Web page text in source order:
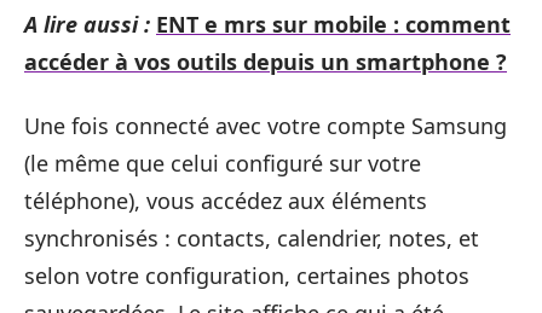
A lire aussi : ENT e mrs sur mobile : comment
accéder à vos outils depuis un smartphone ?
Une fois connecté avec votre compte Samsung
(le même que celui configuré sur votre
téléphone), vous accédez aux éléments
synchronisés : contacts, calendrier, notes, et
selon votre configuration, certaines photos